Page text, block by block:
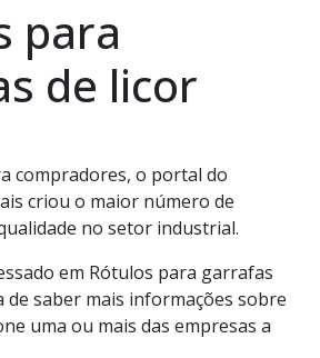
para
de licor
compradores, o portal do
criou o maior número de
no setor industrial.
em Rótulos para garrafas
de saber mais informações sobre
uma ou mais das empresas a